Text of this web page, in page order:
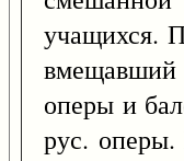
учащихся.
вмещавший
оперы и
рус. оперы.